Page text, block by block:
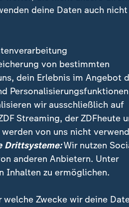
Nachrichten | heute 19:00 Uhr:
Lebenslange Haft nach
Anschlag
Video 1:33
deine Daten auch nicht
von bestimmten
dein Erlebnis im Angebot
Personalisierungsfunktionen
wir ausschließlich auf
Streaming, der ZDFheute
von uns nicht
Drittsysteme:Wir nutzen
anderen Anbietern. Unter
Inhalten zu ermöglichen.
Zwecke wir deine